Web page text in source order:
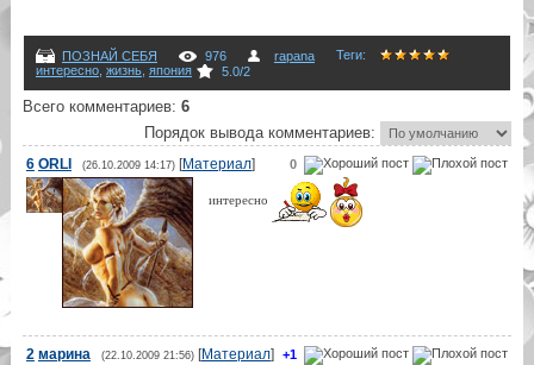
ПОЗНАЙ СЕБЯ 976 rapana Теги:
интересно, жизнь, япония 5.0/2
Всего комментариев: 6
Порядок вывода комментариев:
0
6 ORLI (26.10.2009 14:17)[Материал]
интересно
+1
2 марина (22.10.2009 21:56)[Материал]